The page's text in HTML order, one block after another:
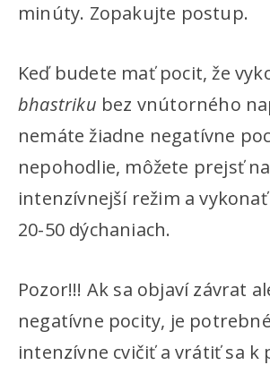
minúty. Zopakujte postup.
Keď budete mať pocit, že
bhastriku bez vnútorného
nemáte žiadne negatívne
nepohodlie, môžete prejsť na
intenzívnejší režim a vykonať
20-50 dýchaniach.
Pozor!!! Ak sa objaví závrat
negatívne pocity, je
intenzívne cvičiť a vrátiť sa k